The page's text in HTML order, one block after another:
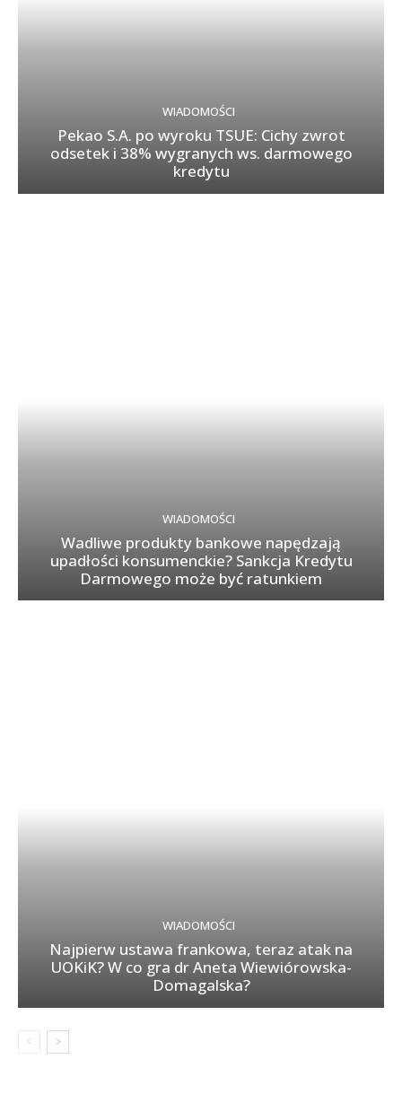
WIADOMOŚCI
Pekao S.A. po wyroku TSUE: Cichy zwrot
odsetek i 38% wygranych ws. darmowego
kredytu
WIADOMOŚCI
Wadliwe produkty bankowe napędzają
upadłości konsumenckie? Sankcja Kredytu
Darmowego może być ratunkiem
WIADOMOŚCI
Najpierw ustawa frankowa, teraz atak na
UOKiK? W co gra dr Aneta Wiewiórowska-
Domagalska?